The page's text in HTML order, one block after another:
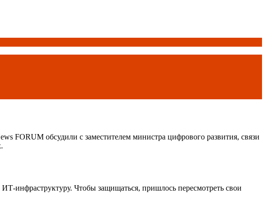
FORUM обсудили с заместителем министра цифрового развития, связи
инфраструктуру. Чтобы защищаться, пришлось пересмотреть свои